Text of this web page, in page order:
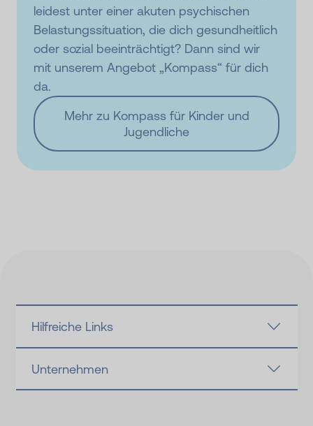
leidest unter einer akuten psychischen
Belastungssituation, die dich gesundheitlich
oder sozial beeinträchtigt? Dann sind wir
mit unserem Angebot „Kompass“ für dich
da.
Mehr zu Kompass für Kinder und
Jugendliche
Hilfreiche Links
Unternehmen